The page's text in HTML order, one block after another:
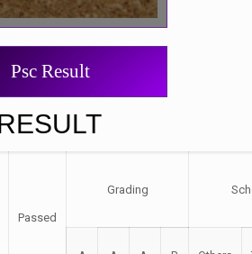
Psc Result
Passed
Grading